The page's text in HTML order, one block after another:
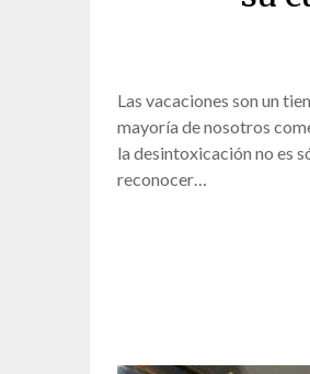
Las vacaciones son un
mayoría de nosotros
la desintoxicación no es
reconocer…